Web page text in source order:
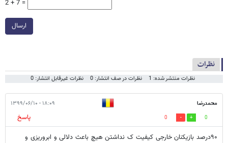
2 + 7 =
ارسال
نظرات
نظرات منتشر شده: 1 نظرات در صف انتشار: 0 نظرات غیرقابل انتشار: 0
محمدرضا ۱۸:۰۹ - ۱۳۹۹/۰۶/۱۰
0
0
پاسخ
۹۰درصد بازیکنان خارجی کیفیت ک نداشتن هیچ باعث دلالی و ابروریزی و